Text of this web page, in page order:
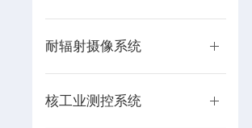
耐辐射摄像系统
核工业测控系统